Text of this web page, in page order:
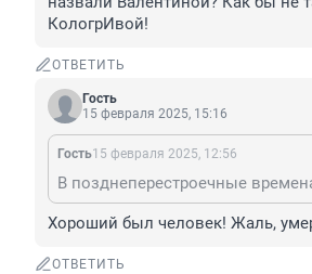
КологрИвой!
ОТВЕТИТЬ
Гость
15 февраля 2025, 15:16
Гость15 февраля 2025, 12:56
Хороший был человек! Жаль,
ОТВЕТИТЬ